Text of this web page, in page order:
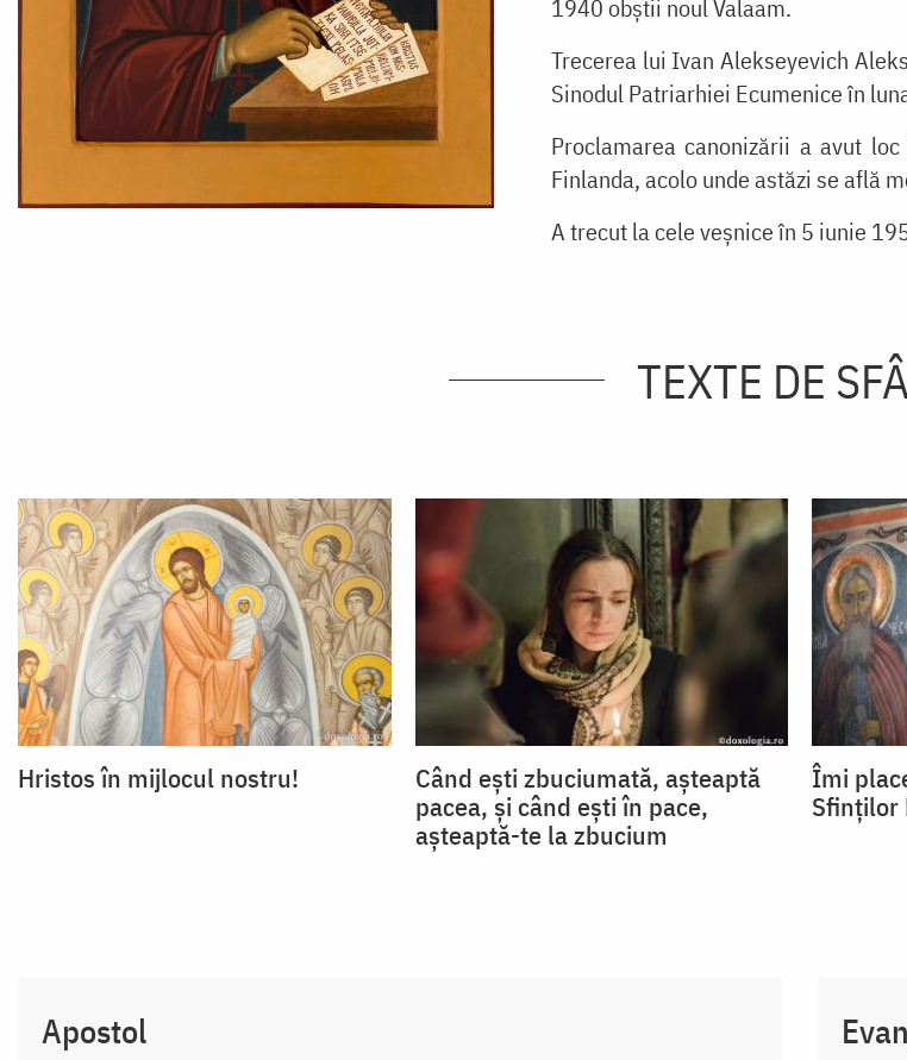
1940 obștii noul Valaam.
Trecerea lui Ivan Alekseyevich
Sinodul Patriarhiei Ecumenice în
Proclamarea canonizării a avut
Finlanda, acolo unde astăzi se află
A trecut la cele veșnice în 5 iunie
TEXTE DE
Hristos în mijlocul nostru!
Când ești zbuciumată, așteaptă
pacea, și când ești în pace,
așteaptă-te la zbucium
Îmi
Sfinților
Apostol